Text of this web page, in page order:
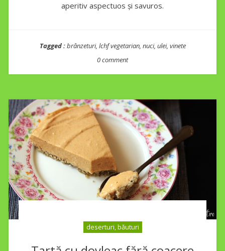
aperitiv aspectuos și savuros.
Tagged :brânzeturi, lchf vegetarian, nuci, ulei, vinete
0 comment
deserturi, băuturi